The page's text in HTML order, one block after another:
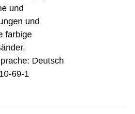
und
und
farbige
Deutsch
69-1